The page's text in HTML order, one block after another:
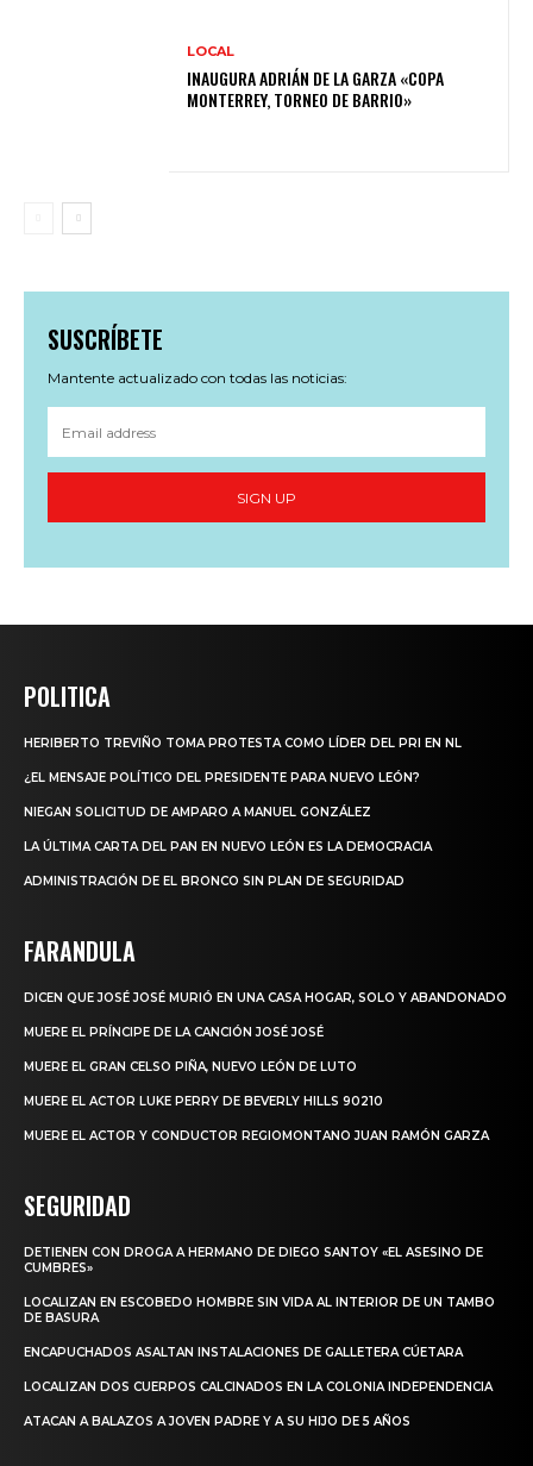
LOCAL
INAUGURA ADRIÁN DE LA GARZA «COPA
MONTERREY, TORNEO DE BARRIO»
SUSCRÍBETE
Mantente actualizado con todas las noticias:
SIGN UP
POLITICA
HERIBERTO TREVIÑO TOMA PROTESTA COMO LÍDER DEL PRI EN NL
¿EL MENSAJE POLÍTICO DEL PRESIDENTE PARA NUEVO LEÓN?
NIEGAN SOLICITUD DE AMPARO A MANUEL GONZÁLEZ
LA ÚLTIMA CARTA DEL PAN EN NUEVO LEÓN ES LA DEMOCRACIA
ADMINISTRACIÓN DE EL BRONCO SIN PLAN DE SEGURIDAD
FARANDULA
DICEN QUE JOSÉ JOSÉ MURIÓ EN UNA CASA HOGAR, SOLO Y ABANDONADO
MUERE EL PRÍNCIPE DE LA CANCIÓN JOSÉ JOSÉ
MUERE EL GRAN CELSO PIÑA, NUEVO LEÓN DE LUTO
MUERE EL ACTOR LUKE PERRY DE BEVERLY HILLS 90210
MUERE EL ACTOR Y CONDUCTOR REGIOMONTANO JUAN RAMÓN GARZA
SEGURIDAD
DETIENEN CON DROGA A HERMANO DE DIEGO SANTOY «EL ASESINO DE
CUMBRES»
LOCALIZAN EN ESCOBEDO HOMBRE SIN VIDA AL INTERIOR DE UN TAMBO
DE BASURA
ENCAPUCHADOS ASALTAN INSTALACIONES DE GALLETERA CÚETARA
LOCALIZAN DOS CUERPOS CALCINADOS EN LA COLONIA INDEPENDENCIA
ATACAN A BALAZOS A JOVEN PADRE Y A SU HIJO DE 5 AÑOS